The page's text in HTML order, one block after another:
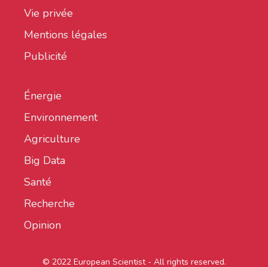
Vie privée
Mentions légales
Publicité
Énergie
Environnement
Agriculture
Big Data
Santé
Recherche
Opinion
© 2022 European Scientist - All rights reserved.